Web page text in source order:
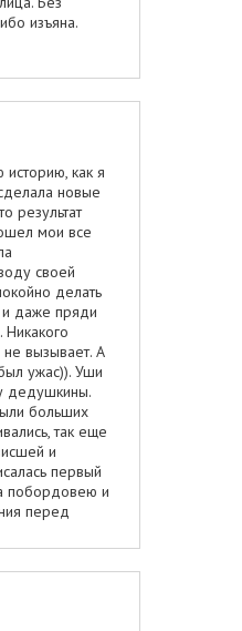
изъяна.
как я
новые
результат
мои все
своей
делать
даже пряди
Никакого
не вызывает. А
ужас)). Уши
дедушкины.
больших
так еще
и
первый
побордовею и
перед
моим ушам,
на них
фактор